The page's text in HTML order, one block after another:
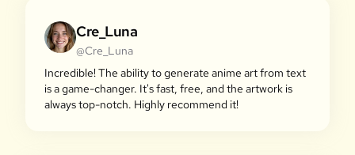
Cre_Luna
@Cre_Luna
Incredible! The ability to generate anime art from text
is a game-changer. It's fast, free, and the artwork is
always top-notch. Highly recommend it!